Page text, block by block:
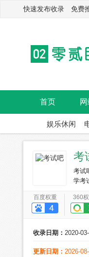
快速发布收录 免费
首页
娱乐休闲
考
考试
学考
百度权重 360
收录日期： 2020-
更新日期： 2026-